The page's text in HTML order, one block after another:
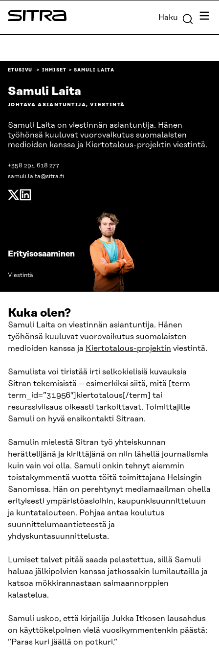
Siirry
suoraan
Sitra Haku
ETUSIVU IHMISET SAMULI LAITA
Samuli Laita
JOHTAVA ASIANTUNTIJA, VIESTINTÄ
Samuli Laita on viestinnän asiantuntija. Hänen
työhönsä kuuluvat vuorovaikutus suomalaisten
medioiden kanssa ja Kiertotalous-projektin viestintä.
+358 294 618 277
samuli.laita@sitra.fi
Erityisosaaminen
Viestintä
Kuka olen?
Samuli Laita on viestinnän asiantuntija. Hänen
työhönsä kuuluvat vuorovaikutus suomalaisten
medioiden kanssa ja Kiertotalous-projektin viestintä.
Samulista voi tiristää irti selkokielisiä kuvauksia
Sitran tekemisistä – esimerkiksi siitä, mitä [term
term_id=”31956″]kiertotalous[/term] tai
resurssiviisaus oikeasti tarkoittavat. Toimittajille
Samuli on hyvä ensikontakti Sitraan.
Samulin mielestä Sitran työ yhteiskunnan
herättelijänä ja kirittäjänä on niin lähellä journalismia
kuin vain voi olla. Samuli onkin tehnyt aiemmin
toistakymmentä vuotta töitä toimittajana Helsingin
Sanomissa. Hän on perehtynyt mediamaailman ohella
erityisesti ympäristöasioihin, kaupunkisuunnitteluun
ja kuntatalouteen. Pohjaa antaa koulutus
suunnittelumaantieteestä ja
yhdyskuntasuunnittelusta.
Lumiset talvet pitää saada pelastettua, sillä Samuli
haluaa jälkipolvien kanssa jatkossakin lumilautailla ja
katsoa mökkirannastaan saimaannorppien
kalastelua.
Samuli uskoo, että kirjailija Jukka Itkosen lausahdus
on käyttökelpoinen vielä vuosikymmentenkin päästä:
”Paras kuri jäällä on potkuri.”